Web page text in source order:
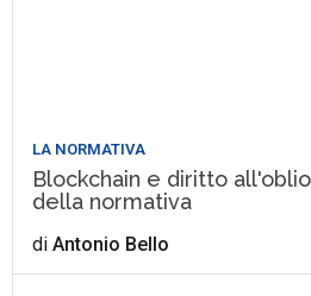
LA NORMATIVA
Blockchain e diritto
della normativa
diAntonio Bello